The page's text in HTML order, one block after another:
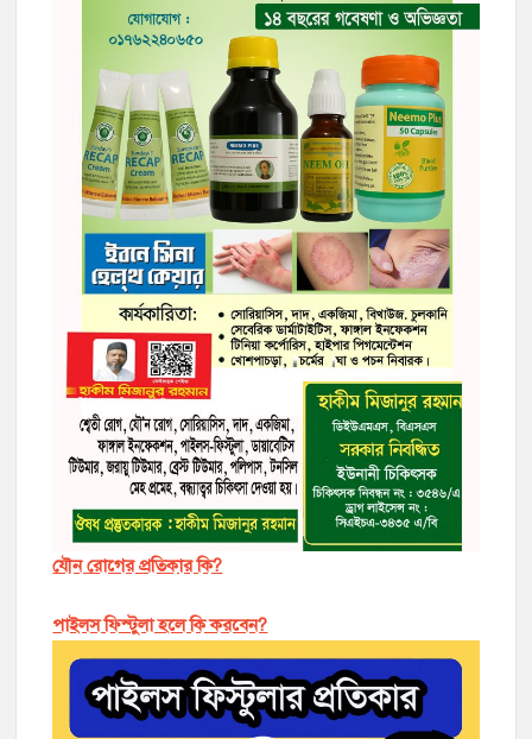
যৌন রোগের প্রতিকার কি?
পাইলস ফিস্টুলা হলে কি করবেন?